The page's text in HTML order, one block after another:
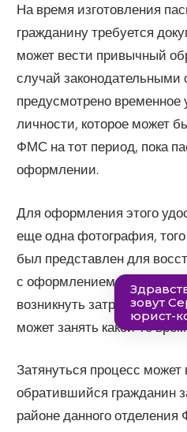
На время изготовления
гражданину требуется
может вести привычный
случай законодательными
предусмотрено временное
личности, которое может
ФМС на тот период, пока
оформлении.
Для оформления этого
еще одна фотография,
был представлен для
с оформлением
возникнуть затруднения,
может занять какой-то
Затянуться процесс может
обратившийся гражданин
районе данного